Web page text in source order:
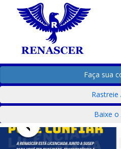
Faça sua
Rastreie
Baixe o